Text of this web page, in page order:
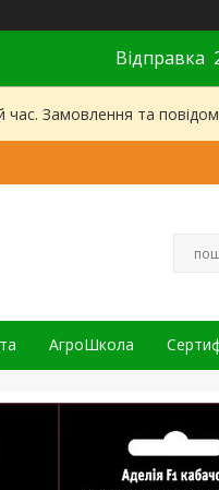
Відправка
час. Замовлення та
АгроШкола